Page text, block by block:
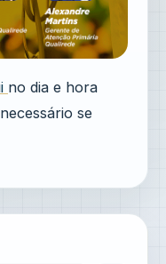
no dia e hora
se